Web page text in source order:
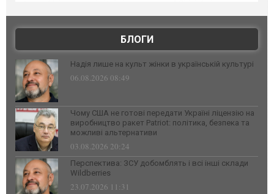
БЛОГИ
Надія лише на культ жінки в українській культурі
06.08.2026 08:49
Чому США не готові передати Україні ліцензію на
виробництво ракет Patriot: політика, безпека та
можливі альтернативи
03.08.2026 20:24
Перспектива: ЗСУ добомблять і всі інші склади
Wildberries
23.07.2026 11:31